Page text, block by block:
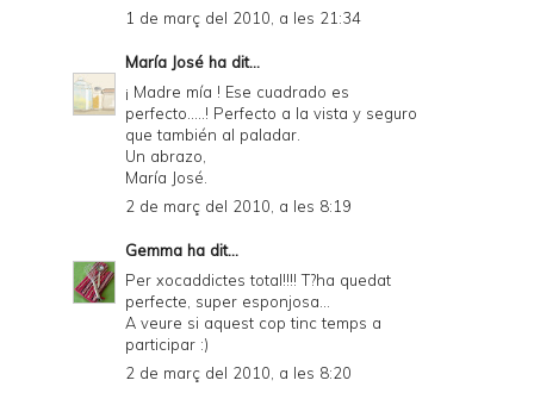
1 de març del 2010, a les 21:34
María José ha dit...
¡ Madre mía ! Ese cuadrado es
perfecto.....! Perfecto a la vista y seguro
que también al paladar.
Un abrazo,
María José.
2 de març del 2010, a les 8:19
Gemma ha dit...
Per xocaddictes total!!!! T?ha quedat
perfecte, super esponjosa...
A veure si aquest cop tinc temps a
participar :)
2 de març del 2010, a les 8:20